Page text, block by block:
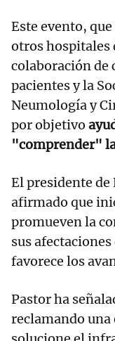
Este evento,
otros hospitales
colaboración de
pacientes y la
Neumología y
por objetivo
"comprender"
El presidente
afirmado que
promueven la
sus afectaciones
favorece los
Pastor ha
reclamando una